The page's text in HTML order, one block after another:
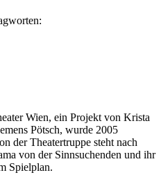
Wien, ein Projekt von Krista
Pötsch, wurde 2005
der Theatertruppe steht nach
von der Sinnsuchenden und ihr
Spielplan.